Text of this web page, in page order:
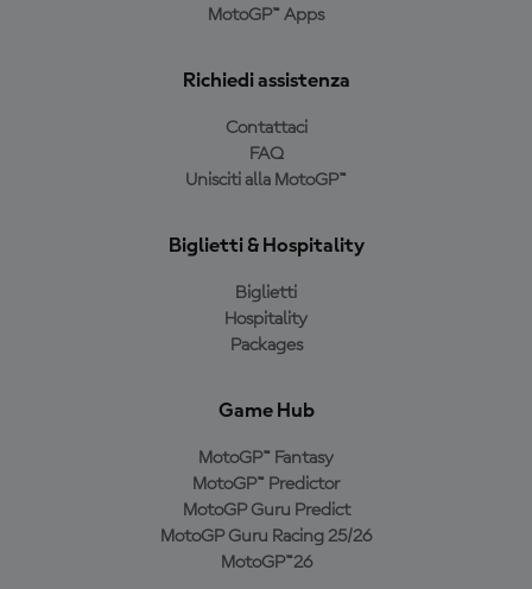
MotoGP™ Apps
Richiedi assistenza
Contattaci
FAQ
Unisciti alla MotoGP™
Biglietti & Hospitality
Biglietti
Hospitality
Packages
Game Hub
MotoGP™ Fantasy
MotoGP™ Predictor
MotoGP Guru Predict
MotoGP Guru Racing 25/26
MotoGP™26